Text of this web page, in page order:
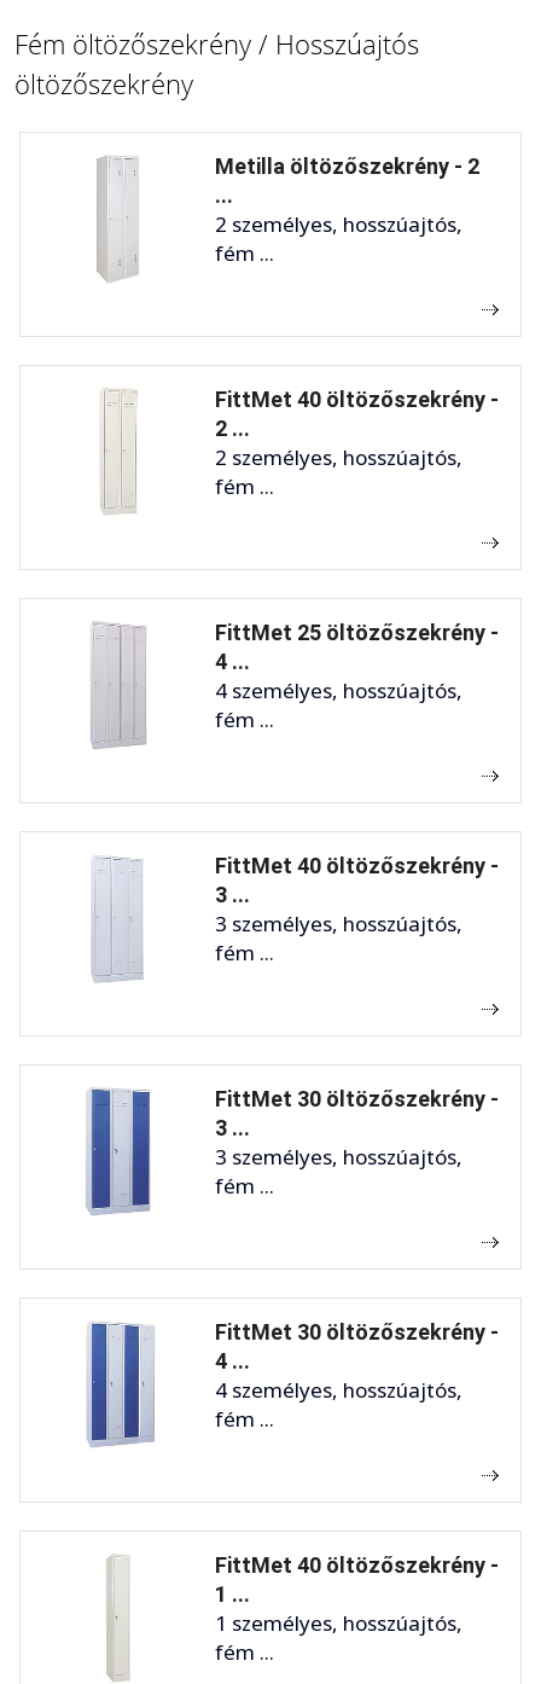
Fém öltözőszekrény / Hosszúajtós
öltözőszekrény
Metilla öltözőszekrény - 2
...
2 személyes, hosszúajtós,
fém ...
FittMet 40 öltözőszekrény -
2 ...
2 személyes, hosszúajtós,
fém ...
FittMet 25 öltözőszekrény -
4 ...
4 személyes, hosszúajtós,
fém ...
FittMet 40 öltözőszekrény -
3 ...
3 személyes, hosszúajtós,
fém ...
FittMet 30 öltözőszekrény -
3 ...
3 személyes, hosszúajtós,
fém ...
FittMet 30 öltözőszekrény -
4 ...
4 személyes, hosszúajtós,
fém ...
FittMet 40 öltözőszekrény -
1 ...
1 személyes, hosszúajtós,
fém ...